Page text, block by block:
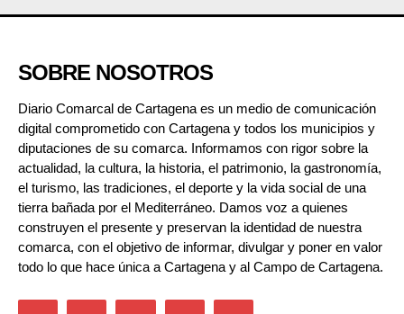
SOBRE NOSOTROS
Diario Comarcal de Cartagena es un medio de comunicación
digital comprometido con Cartagena y todos los municipios y
diputaciones de su comarca. Informamos con rigor sobre la
actualidad, la cultura, la historia, el patrimonio, la gastronomía,
el turismo, las tradiciones, el deporte y la vida social de una
tierra bañada por el Mediterráneo. Damos voz a quienes
construyen el presente y preservan la identidad de nuestra
comarca, con el objetivo de informar, divulgar y poner en valor
todo lo que hace única a Cartagena y al Campo de Cartagena.